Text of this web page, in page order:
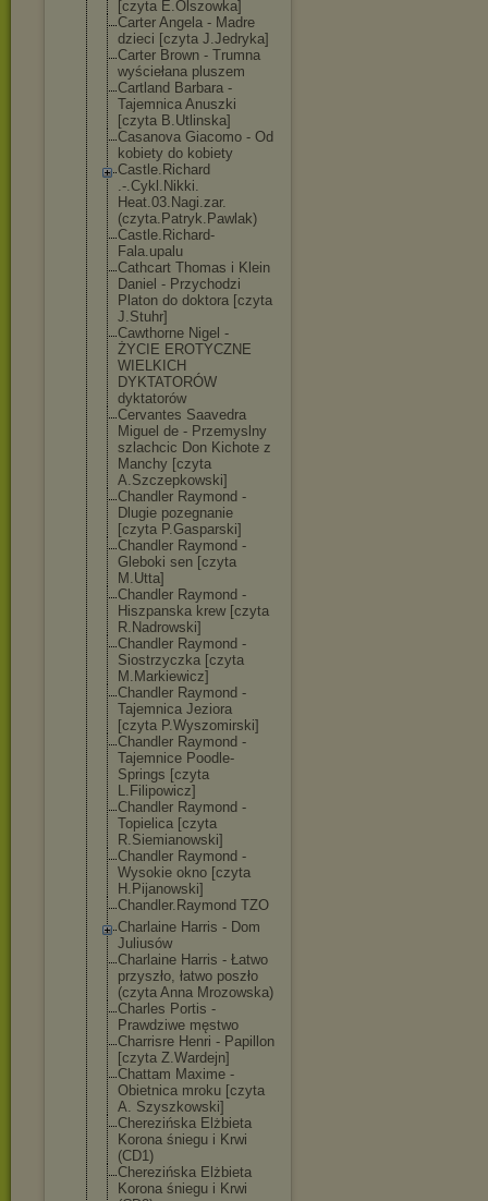
[czyta E.Olszowka]
Carter Angela - Madre
dzieci [czyta J.Jedryka]
Carter Brown - Trumna
wyściełana pluszem
Cartland Barbara -
Tajemnica Anuszki
[czyta B.Utlinska]
Casanova Giacomo - Od
kobiety do kobiety
Castle.Richard
.-.Cykl.Nikki.
Heat.03.Nagi.zar.
(czyta.Patryk.Pawlak)
Castle.Richard-
Fala.upalu
Cathcart Thomas i Klein
Daniel - Przychodzi
Platon do doktora [czyta
J.Stuhr]
Cawthorne Nigel -
ŻYCIE EROTYCZNE
WIELKICH
DYKTATORÓW
dyktatorów
Cervantes Saavedra
Miguel de - Przemyslny
szlachcic Don Kichote z
Manchy [czyta
A.Szczepkowski]
Chandler Raymond -
Dlugie pozegnanie
[czyta P.Gasparski]
Chandler Raymond -
Gleboki sen [czyta
M.Utta]
Chandler Raymond -
Hiszpanska krew [czyta
R.Nadrowski]
Chandler Raymond -
Siostrzyczka [czyta
M.Markiewicz]
Chandler Raymond -
Tajemnica Jeziora
[czyta P.Wyszomirski]
Chandler Raymond -
Tajemnice Poodle-
Springs [czyta
L.Filipowicz]
Chandler Raymond -
Topielica [czyta
R.Siemianowski]
Chandler Raymond -
Wysokie okno [czyta
H.Pijanowski]
Chandler.Raymond TZO
Charlaine Harris - Dom
Juliusów
Charlaine Harris - Łatwo
przyszło, łatwo poszło
(czyta Anna Mrozowska)
Charles Portis -
Prawdziwe męstwo
Charrisre Henri - Papillon
[czyta Z.Wardejn]
Chattam Maxime -
Obietnica mroku [czyta
A. Szyszkowski]
Cherezińska Elżbieta
Korona śniegu i Krwi
(CD1)
Cherezińska Elżbieta
Korona śniegu i Krwi